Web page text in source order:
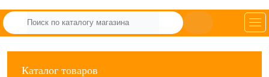
Каталог товаров